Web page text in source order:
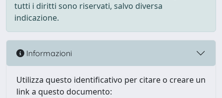
tutti i diritti sono riservati, salvo diversa
indicazione.
Informazioni
Utilizza questo identificativo per citare o creare un
link a questo documento: